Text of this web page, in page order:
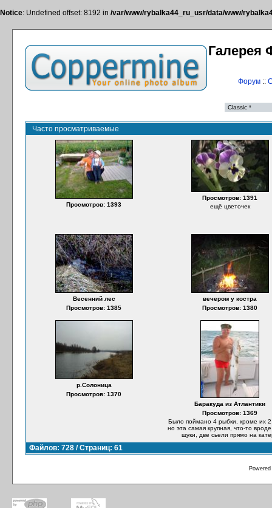
Notice: Undefined offset: 8192 in /var/www/rybalka44_ru_usr/data/www/
Галерея
Форум::
Часто просматриваемые
Просмотров: 1393
Просмотров: 1391
ещё цветочек
Весенний лес
Просмотров: 1385
вечером у костра
Просмотров: 1380
р.Солоница
Просмотров: 1370
Баракуда из Атлантики
Просмотров: 1369
Было поймано 4 рыбки, кроме их 2
но эта самая крупная, что-то
щуки, две сьели прямо на
Файлов: 728 / Страниц: 61